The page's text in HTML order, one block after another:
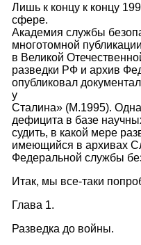
Лишь к концу к концу
сфере.
Академия службы
многотомной
в Великой
разведки РФ и архив
опубликовал
у
Сталина» (М.1995).
дефицита в базе
судить, в какой мере
имеющийся в архивах
Федеральной службы
Итак, мы все-таки
Глава 1.
Разведка до войны.